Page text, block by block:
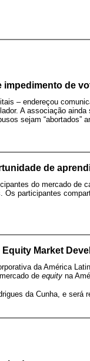
impedimento de
– endereçou
A associação
sejam “abortados”
de
do mercado de
participantes
Market
da América
de equity na
da Cunha, e